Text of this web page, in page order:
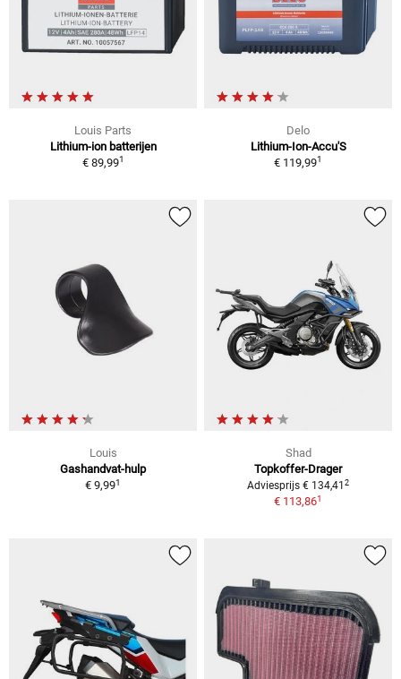
Louis Parts
Lithium-ion batterijen
€ 89,991
Delo
Lithium-Ion-Accu'S
€ 119,991
Louis
Gashandvat-hulp
€ 9,991
Shad
Topkoffer-Drager
Adviesprijs € 134,41 2
€ 113,861